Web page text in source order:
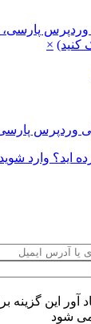
پارسی،
×
اید؟ وارد
آور
این گزینه
شود